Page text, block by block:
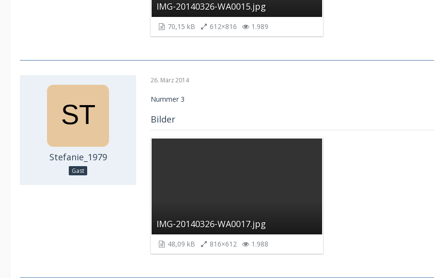
IMG-20140326-WA0015.jpg
70,15 kB 612×816 1.989
Stefanie_1979
Gast
26. März 2014
Nummer 3
Bilder
IMG-20140326-WA0017.jpg
48,09 kB 816×612 1.988